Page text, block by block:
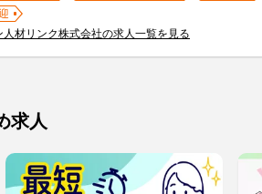
人材リンク株式会社の求人一覧を見る
求人